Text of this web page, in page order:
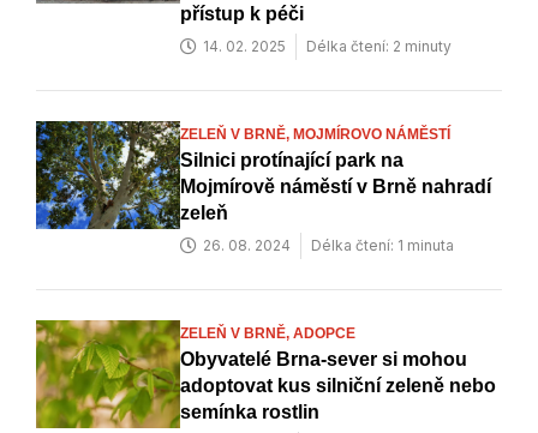
přístup k péči
14. 02. 2025 Délka čtení: 2 minuty
ZELEŇ V BRNĚ, MOJMÍROVO NÁMĚSTÍ
Silnici protínající park na
Mojmírově náměstí v Brně nahradí
zeleň
26. 08. 2024 Délka čtení: 1 minuta
ZELEŇ V BRNĚ, ADOPCE
Obyvatelé Brna-sever si mohou
adoptovat kus silniční zeleně nebo
semínka rostlin